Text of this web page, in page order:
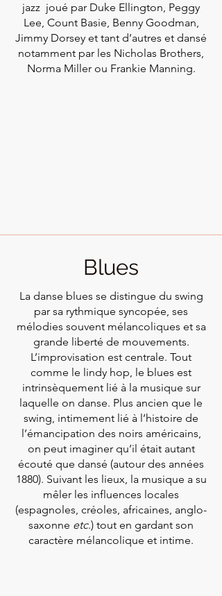
jazz joué par Duke Ellington, Peggy
Lee, Count Basie, Benny Goodman,
Jimmy Dorsey et tant d’autres et dansé
notamment par les Nicholas Brothers,
Norma Miller ou Frankie Manning.
Blues
La danse blues se distingue du swing
par sa rythmique syncopée, ses
mélodies souvent mélancoliques et sa
grande liberté de mouvements.
L’improvisation est centrale. Tout
comme le lindy hop, le blues est
intrinsèquement lié à la musique sur
laquelle on danse. Plus ancien que le
swing, intimement lié à l’histoire de
l’émancipation des noirs américains,
on peut imaginer qu’il était autant
écouté que dansé (autour des années
1880). Suivant les lieux, la musique a su
mêler les influences locales
(espagnoles, créoles, africaines, anglo-
saxonne etc.) tout en gardant son
caractère mélancolique et intime.